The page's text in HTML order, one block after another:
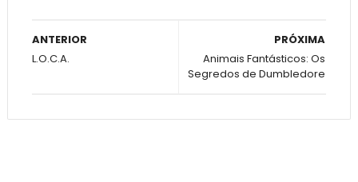
PRÓXIMA
Animais Fantásticos: Os
Segredos de Dumbledore
ANTERIOR
L.O.C.A.